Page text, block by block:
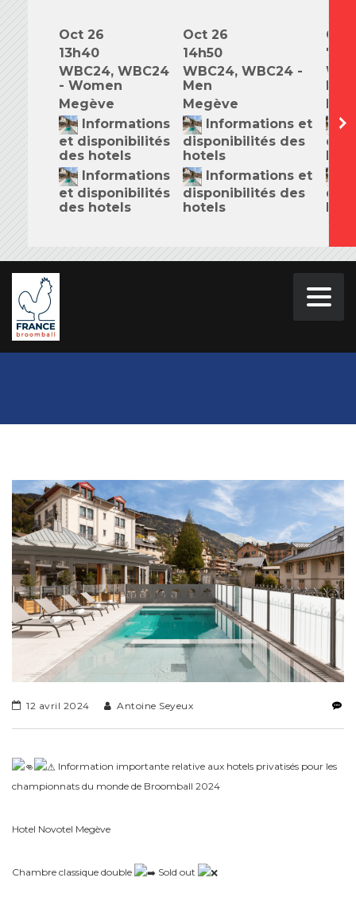
Oct 26
13h40
WBC24, WBC24
- Women
Megève
Informations
et disponibilités
des hotels
Informations
et disponibilités
des hotels
Oct 26
14h50
WBC24, WBC24 -
Men
Megève
Informations et
disponibilités des
hotels
Informations et
disponibilités des
hotels
Oct
12 avril 2024 Antoine Seyeux
Information importante relative aux hotels privatisés pour les
championnats du monde de Broomball 2024
Hotel Novotel Megève
Chambre classique double Sold out